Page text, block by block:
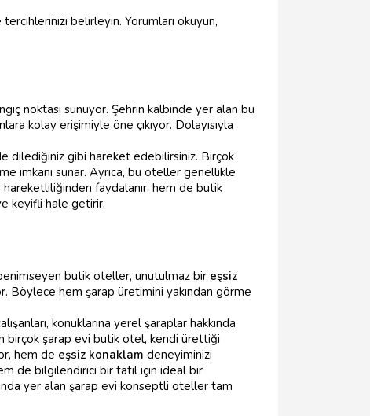
belirleyin. Yorumları okuyun,
noktası sunuyor. Şehrin kalbinde yer alan bu
kolay erişimiyle öne çıkıyor. Dolayısıyla
dilediğiniz gibi hareket edebilirsiniz. Birçok
imkanı sunar. Ayrıca, bu oteller genellikle
faydalanır, hem de butik
keyifli hale getirir.
butik oteller, unutulmaz bir eşsiz
Böylece hem şarap üretimini yakından görme
konuklarına yerel şaraplar hakkında
birçok şarap evi butik otel, kendi ürettiği
hem de eşsiz konaklam deneyiminizi
de bilgilendirici bir tatil için ideal bir
yer alan şarap evi konseptli oteller tam